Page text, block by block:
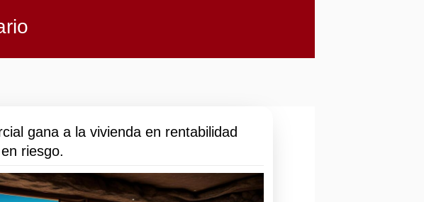
gana a la vivienda en rentabilidad
riesgo.